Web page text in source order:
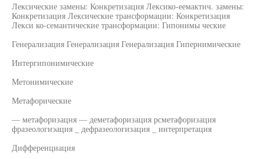
Лексические замены: Конкретизация Лексико-еемактич. замены:
Конкретизация Лексические трансформации: Конкретизация
Лекси ко-семантические трансформации: Гипонимы ческие
Генерализация Генерализация Генерализация Гипернимические
Интергипонимические
Метонимические
Метафорические
— метафоризацня — деметафоризация рсметафоризация
фразеологиэация _ дефразеологизация _ интерпретация
Дифференциация